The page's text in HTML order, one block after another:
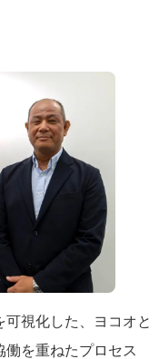
視化した、ヨコオと
働を重ねたプロセス